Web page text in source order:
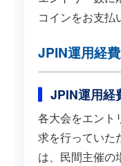
コインをお支払
JPIN運用経
JPIN運用経
各大会をエント
求を行っていた
は、民間主催の